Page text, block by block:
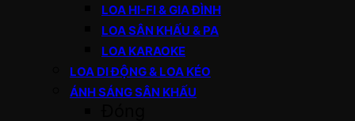
LOA HI-FI & GIA ĐÌNH
LOA SÂN KHẤU & PA
LOA KARAOKE
LOA DI ĐỘNG & LOA KÉO
ÁNH SÁNG SÂN KHẤU